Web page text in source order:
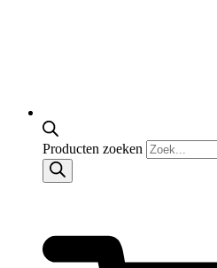
Producten zoeken